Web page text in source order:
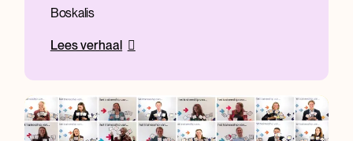
Boskalis
Lees verhaal